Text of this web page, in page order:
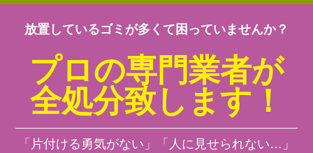
放置しているゴミが多くて困っていませんか？
プロの専門業者が
全処分致します！
「片付ける勇気がない」「人に見せられない…」